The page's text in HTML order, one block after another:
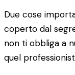
Due cose
coperto dal
non ti obbliga a
quel